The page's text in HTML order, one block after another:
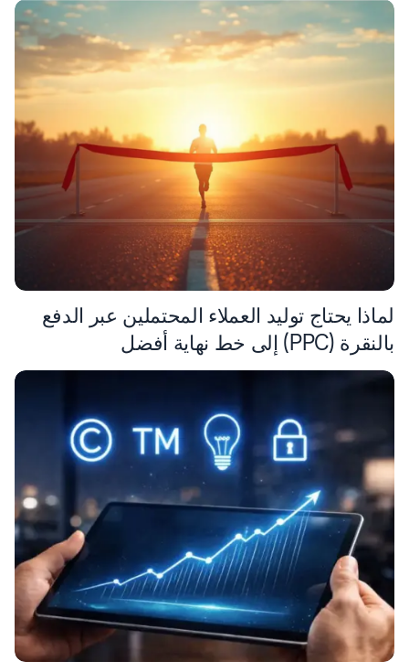
لماذا يحتاج توليد العملاء المحتملين عبر الدفع
بالنقرة (PPC) إلى خط نهاية أفضل